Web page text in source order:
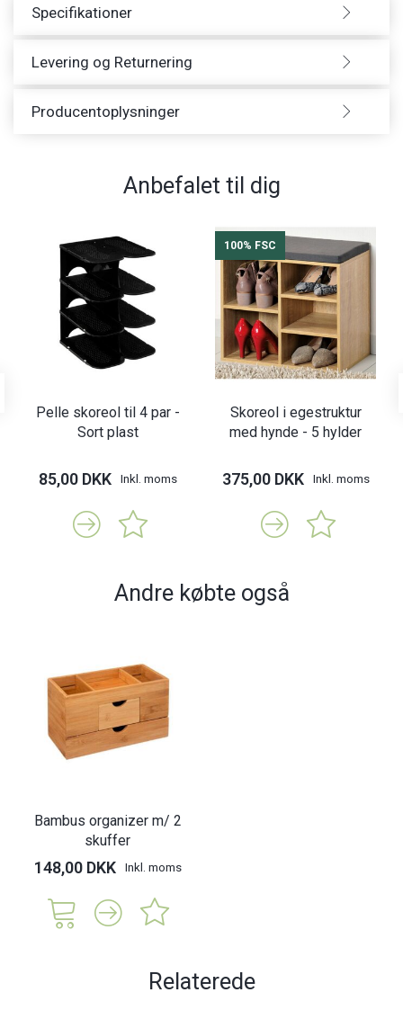
Specifikationer
Levering og Returnering
Producentoplysninger
Anbefalet til dig
Pelle skoreol til 4 par -
Sort plast
85,00 DKK Inkl. moms
100% FSC
Skoreol i egestruktur
med hynde - 5 hylder
375,00 DKK Inkl. moms
Andre købte også
Bambus organizer m/ 2
skuffer
148,00 DKK Inkl. moms
Relaterede